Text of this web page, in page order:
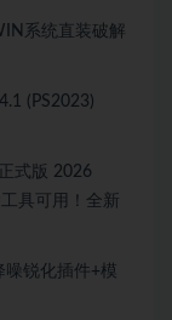
系统直装破解
(PS2023)
式版 2026
具可用！全新
噪锐化插件+模